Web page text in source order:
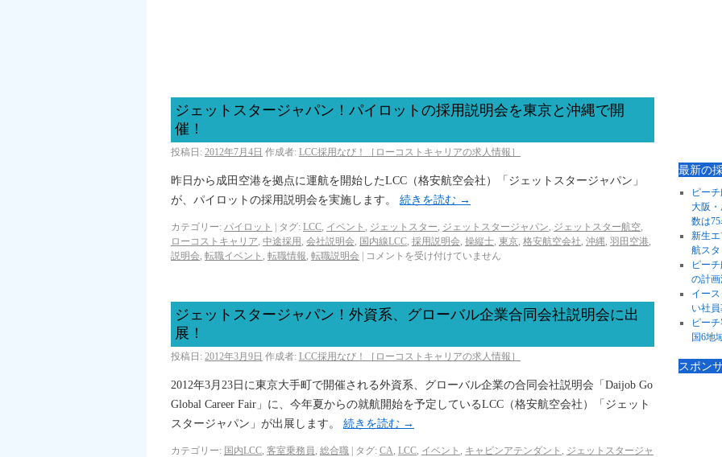
ジェットスタージャパン！パイロットの採用説明会を東京と沖縄で開
催！
投稿日: 2012年7月4日 作成者: LCC採用なび！［ローコストキャリアの求人情報］
昨日から成田空港を拠点に運航を開始したLCC（格安航空会社）「ジェットスタージャパン」
が、パイロットの採用説明会を実施します。 続きを読む →
カテゴリー: パイロット タグ: LCC, イベント , ジェットスター, ジェットスタージャパン, ジェットスター航空,
ローコストキャリア, 中途採用 , 会社説明会, 国内線LCC, 採用説明会, 操縦士, 東京, 格安航空会社, 沖縄, 羽田空港,
説明会, 転職イベント , 転職情報, 転職説明会 コメントを受け付けていません
ジェットスタージャパン！外資系、グローバル企業合同会社説明会に出
展！
投稿日: 2012年3月9日 作成者: LCC採用なび！［ローコストキャリアの求人情報］
2012年3月23日に東京大手町で開催される外資系、グローバル企業の合同会社説明会「Daijob Go
Global Career Fair」に、今年夏からの就航開始を予定しているLCC（格安航空会社）「ジェット
スタージャパン」が出展します。 続きを読む →
カテゴリー: 国内LCC, 客室乗務員, 総合職 タグ: CA, LCC, イベント , キャビンアテンダント , ジェットスタージャ
最新の
ピー
大阪
数は
新生
航ス
ピー
の計
イー
い社
ピー
国6地
スポン